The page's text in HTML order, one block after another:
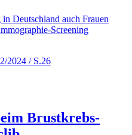
Deutschland auch Frauen
Screening
2024 / S.26
Brustkrebs-